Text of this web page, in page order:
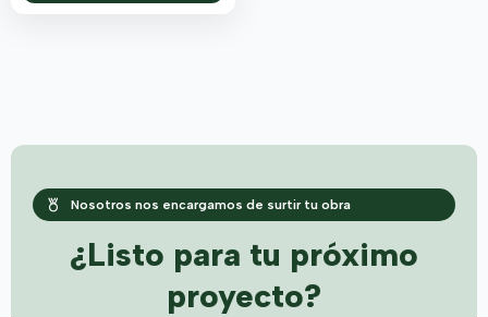
Nosotros nos encargamos de surtir tu obra
¿Listo para tu próximo
proyecto?